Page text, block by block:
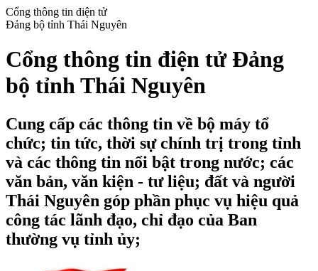
Cổng thông tin điện tử
Đảng bộ tỉnh Thái Nguyên
Cổng thông tin điện tử Đảng
bộ tỉnh Thái Nguyên
Cung cấp các thông tin về bộ máy tổ
chức; tin tức, thời sự chính trị trong tỉnh
và các thông tin nổi bật trong nước; các
văn bản, văn kiện - tư liệu; đất và người
Thái Nguyên góp phần phục vụ hiệu quả
công tác lãnh đạo, chỉ đạo của Ban
thường vụ tỉnh ủy;